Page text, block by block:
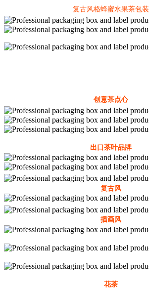
复古风格蜂蜜水果茶包装
创意茶点心
出口茶叶品牌
复古风
插画风
花茶